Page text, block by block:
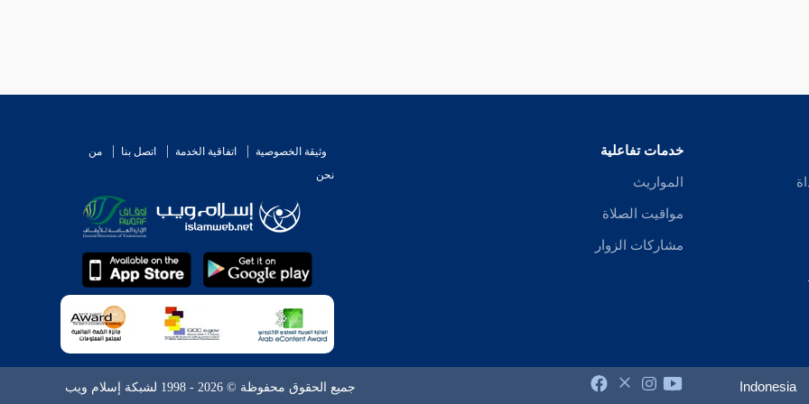
خدمات تفاعلية
المواريث
مواقيت الصلاة
مشاركات الزوار
وثيقة الخصوصية اتفاقية الخدمة اتصل بنا
من
نحن
Indonesia جميع الحقوق محفوظة © 2026 - 1998 لشبكة إسلام ويب